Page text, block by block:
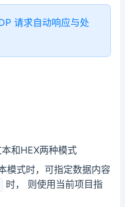
请求自动响应与处
和HEX两种模式
模式时，可指定数据内容
时， 则使用当前项目指